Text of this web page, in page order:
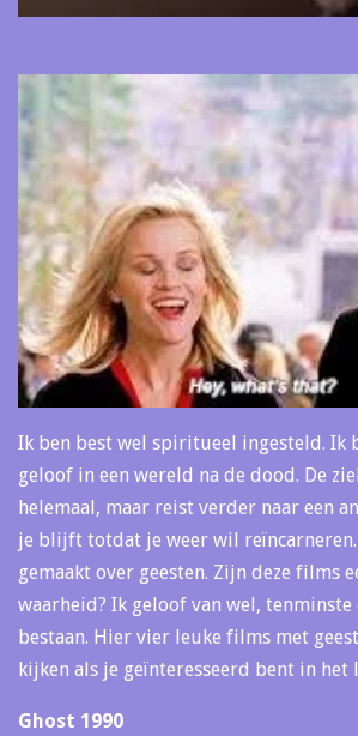
Ik ben best wel spiritueel ingesteld. Ik
geloof in een wereld na de dood. De
helemaal, maar reist verder naar een
je blijft totdat je weer wil
gemaakt over geesten. Zijn deze films
waarheid? Ik geloof van wel, tenminste
bestaan. Hier vier leuke films met
kijken als je geïnteresseerd bent in het
Ghost 1990